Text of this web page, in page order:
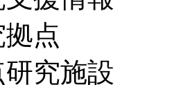
点
究施設